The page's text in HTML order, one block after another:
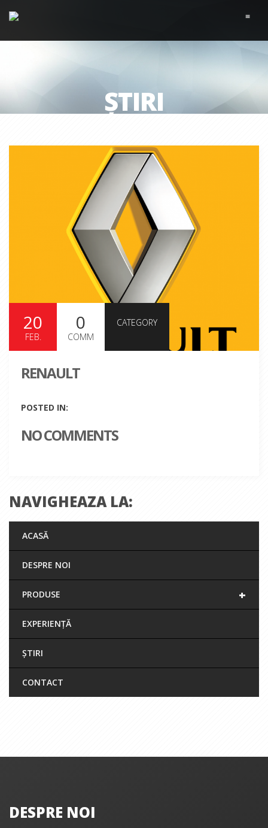
≡
ȘTIRI
20
FEB.
0
COMM
CATEGORY
RENAULT
POSTED IN:
NO COMMENTS
NAVIGHEAZA LA:
ACASĂ
DESPRE NOI
+
PRODUSE
EXPERIENȚĂ
ȘTIRI
CONTACT
DESPRE NOI